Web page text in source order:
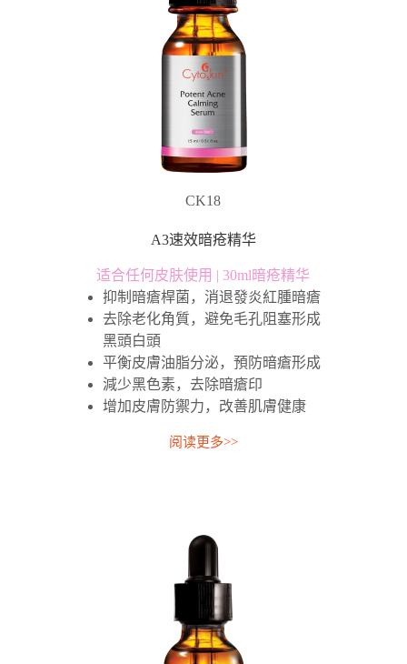
CK18
A3速效暗疮精华
适合任何皮肤使用 | 30ml暗疮精华
抑制暗瘡桿菌，消退發炎紅腫暗瘡
去除老化角質，避免毛孔阻塞形成
黑頭白頭
平衡皮膚油脂分泌，預防暗瘡形成
減少黑色素，去除暗瘡印
增加皮膚防禦力，改善肌膚健康
阅读更多>>